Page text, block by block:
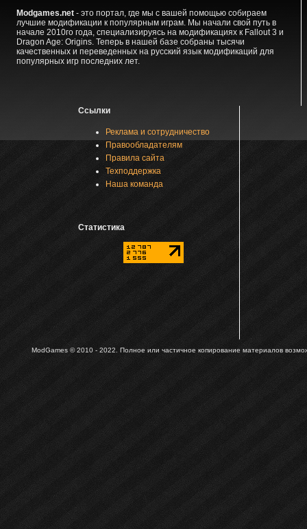
Modgames.net- это портал, где мы с вашей помощью собираем
лучшие модификации к популярным играм. Мы начали свой путь в
начале 2010го года, специализируясь на модификациях к Fallout 3 и
Dragon Age: Origins. Теперь в нашей базе собраны тысячи
качественных и переведенных на русский язык модификаций для
популярных игр последних лет.
Ссылки
Реклама и сотрудничество
Правообладателям
Правила сайта
Техподдержка
Наша команда
Статистика
ModGames © 2010 - 2022. Полное или частичное копирование материалов